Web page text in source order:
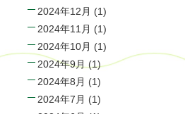
2024年12月 (1)
2024年11月 (1)
2024年10月 (1)
2024年9月 (1)
2024年8月 (1)
2024年7月 (1)